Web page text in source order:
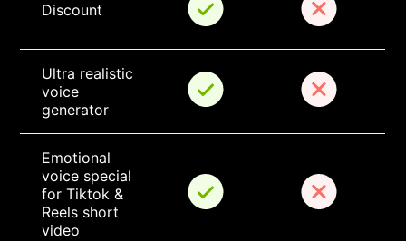
Discount
Ultra realistic
voice
generator
Emotional
voice special
for Tiktok &
Reels short
video